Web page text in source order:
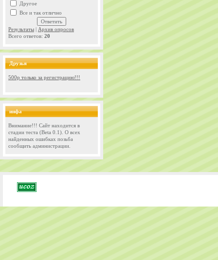
Другое
Все и так отлично
Результаты | Архив опросов
Всего ответов: 20
Друзья
500р только за регистрацию!!!
инфа
Внимание!!! Сайт находится в
стадии теста (Beta 0.1). О всех
найденных ошибках позьба
сообщить администрации.